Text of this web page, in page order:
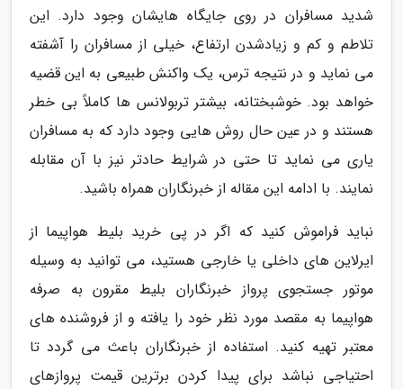
شدید مسافران در روی جایگاه هایشان وجود دارد. این
تلاطم و کم و زیادشدن ارتفاع، خیلی از مسافران را آشفته
می نماید و در نتیجه ترس، یک واکنش طبیعی به این قضیه
خواهد بود. خوشبختانه، بیشتر تربولانس ها کاملاً بی خطر
هستند و در عین حال روش هایی وجود دارد که به مسافران
یاری می نماید تا حتی در شرایط حادتر نیز با آن مقابله
نمایند. با ادامه این مقاله از خبرنگاران همراه باشید.
نباید فراموش کنید که اگر در پی خرید بلیط هواپیما از
ایرلاین های داخلی یا خارجی هستید، می توانید به وسیله
موتور جستجوی پرواز خبرنگاران بلیط مقرون به صرفه
هواپیما به مقصد مورد نظر خود را یافته و از فروشنده های
معتبر تهیه کنید. استفاده از خبرنگاران باعث می گردد تا
احتیاجی نباشد برای پیدا کردن برترین قیمت پروازهای